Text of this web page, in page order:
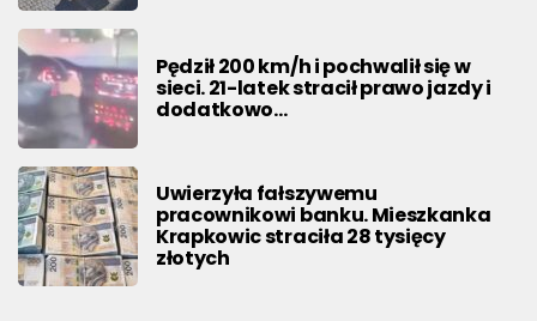
Pędził 200 km/h i pochwalił się w
sieci. 21-latek stracił prawo jazdy i
dodatkowo…
Uwierzyła fałszywemu
pracownikowi banku. Mieszkanka
Krapkowic straciła 28 tysięcy
złotych